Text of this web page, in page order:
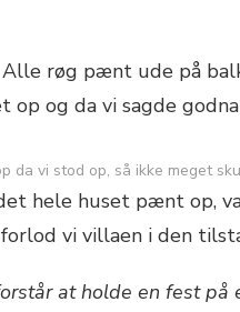
røg pænt ude på
og da vi sagde
da vi stod op, så ikke meget
hele huset pænt op,
vi villaen i den
at holde en fest på